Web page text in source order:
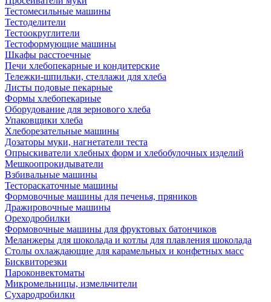
Тестомесильные машины
Тестоделители
Тестоокруглители
Тестоформующие машины
Шкафы расстоечные
Печи хлебопекарные и кондитерские
Тележки-шпильки, стеллажи для хлеба
Листы подовые пекарные
Формы хлебопекарные
Оборудование для зернового хлеба
Упаковщики хлеба
Хлеборезательные машины
Дозаторы муки, нагнетатели теста
Опрыскиватели хлебных форм и хлебобулочных изделий
Мешкоопрокидыватели
Взбивальные машины
Тестораскаточные машины
Формовочные машины для печенья, пряников
Дражировочные машины
Ореходробилки
Формовочные машины для фруктовых батончиков
Меланжеры для шоколада и котлы для плавления шоколада
Столы охлаждающие для карамельных и конфетных масс
Бисквиторезки
Пароконвектоматы
Микромельницы, измельчители
Сухародробилки